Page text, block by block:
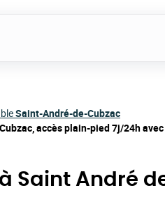
Saint-André-de-Cubzac
accès plain-pied 7j/24h
Saint André